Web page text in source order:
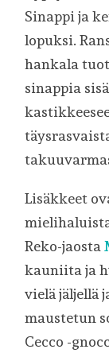
Sinappi ja
lopuksi.
hankala
sinappia
Lisäkkeet
Reko-jaosta
kauniita ja
vielä jäljellä
maustetun
Cecco -